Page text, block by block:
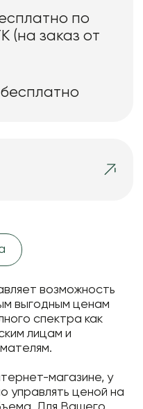
по
(на заказ от
возможность
выгодным ценам
спектра как
лицам и
магазине, у
управлять ценой на